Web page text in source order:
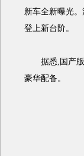
新车全新曝光
登上新台阶。
据悉,国产版
豪华配备。